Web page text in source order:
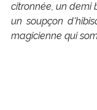
citronnée, un demi
un soupçon
magicienne qui